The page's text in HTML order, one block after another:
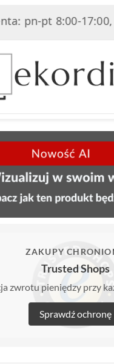
pt 8:00-17:00, sob
ZAKUPY
Trusted Shops
zwrotu pieniędzy przy
Sprawdź ochronę